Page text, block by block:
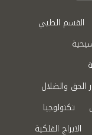
القسم الطبي
الحق والضلال
تكنولوجيا
الابراج الفلكية